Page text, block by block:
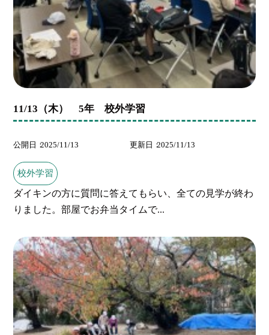
11/13（木） 5年 校外学習
公開日 2025/11/13 更新日 2025/11/13
校外学習
ダイキンの方に質問に答えてもらい、全ての見学が終わ
りました。部屋でお弁当タイムで...